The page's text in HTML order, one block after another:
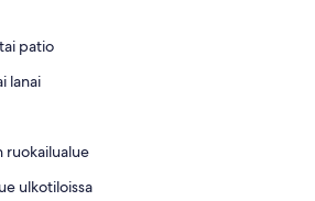
patio
lanai
ruokailualue
ulkotiloissa